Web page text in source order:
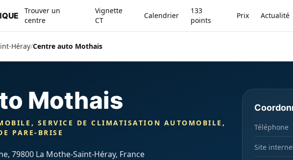
Trouver un
centre
Vignette
CT
Calendrier
133
points
Prix Actualité
Héray/Centre auto Mothais
Mothais
SERVICE DE CLIMATISATION AUTOMOBILE,
PARE-BRISE
79800 La Mothe-Saint-Héray, France
Téléphone
Site